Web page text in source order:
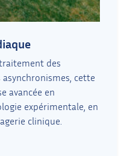
des
cette
avancée en
expérimentale, en
clinique.